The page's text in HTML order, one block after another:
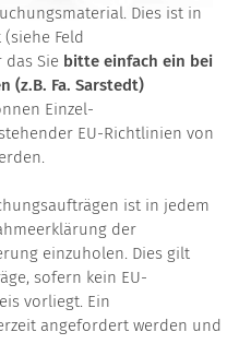
Dies ist in
(siehe Feld
Sie bitte einfach ein bei
(z.B. Fa. Sarstedt)
Einzel-
EU-Richtlinien von
ist in jedem
der
einzuholen. Dies gilt
sofern kein EU-
vorliegt. Ein
angefordert werden und